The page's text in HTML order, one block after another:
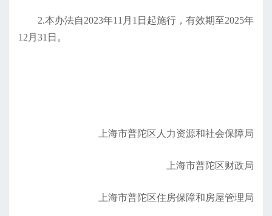
2.本办法自2023年11月1日起施行，有效期至2025年
12月31日。
上海市普陀区人力资源和社会保障局
上海市普陀区财政局
上海市普陀区住房保障和房屋管理局